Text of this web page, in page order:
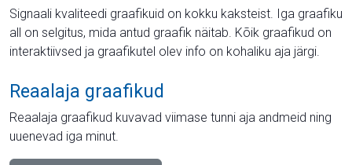
Signaali kvaliteedi graafikuid on kokku kaksteist. Iga graafiku
all on selgitus, mida antud graafik näitab. Kõik graafikud on
interaktiivsed ja graafikutel olev info on kohaliku aja järgi.
Reaalaja graafikud
Reaalaja graafikud kuvavad viimase tunni aja andmeid ning
uuenevad iga minut.